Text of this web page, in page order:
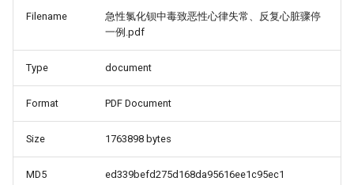
Filename
急性氯化钡中毒致恶性心律失常、反复心脏骤停
一例.pdf
Type document
Format PDF Document
Size 1763898 bytes
MD5 ed339befd275d168da95616ee1c95ec1